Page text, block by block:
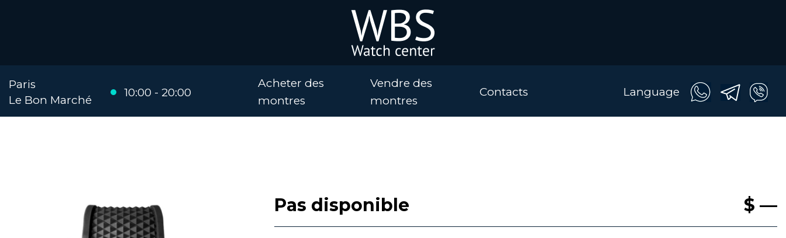
Acheter des
montres
Vendre des
montres
Contacts
Paris
Le Bon Marché
10:00 - 20:00 Language
Pas disponible $ —